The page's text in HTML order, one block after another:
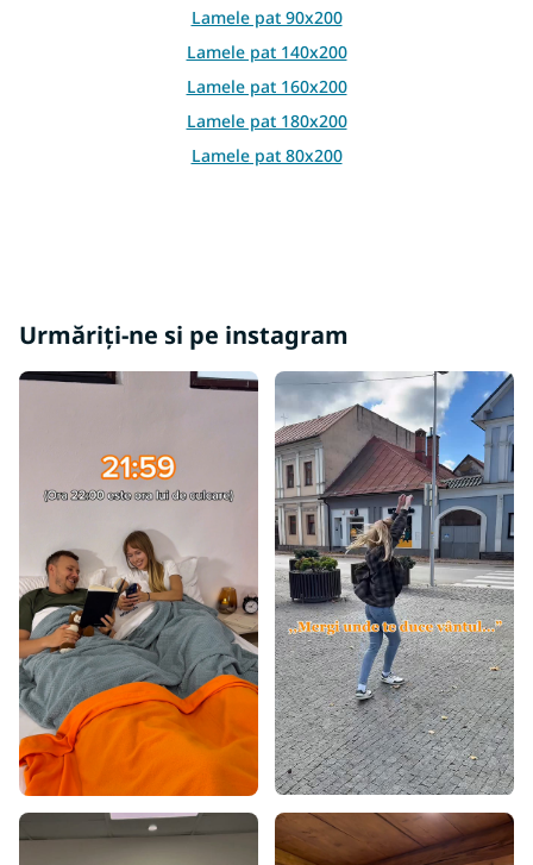
Lamele pat 90x200
Lamele pat 140x200
Lamele pat 160x200
Lamele pat 180x200
Lamele pat 80x200
Urmăriți-ne si pe instagram